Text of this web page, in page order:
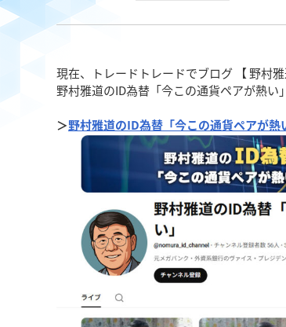
現在、トレードトレードでブログ 【 野村
野村雅道のID為替「今この通貨ペアが熱い
＞野村雅道のID為替「今この通貨ペアが熱